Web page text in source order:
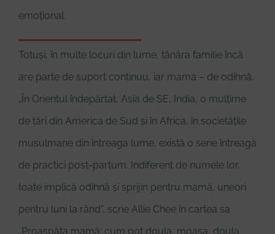
emoțional.
Totuși, în multe locuri din lume, tânăra familie încă
are parte de suport continuu, iar mama – de odihnă.
„În Orientul îndepărtat, Asia de SE, India, o mulțime
de țări din America de Sud și în Africa, în societățile
musulmane din întreaga lume, există o serie întreagă
de practici post-partum. Indiferent de numele lor,
toate implică odihnă și sprijin pentru mamă, uneori
pentru luni la rând”, scrie Allie Chee în cartea sa
„Proaspăta mamă: cum pot doula, moașa, doula